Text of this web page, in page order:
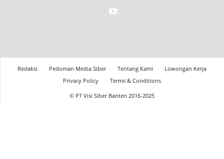
Redaksi Pedoman Media Siber Tentang Kami
Lowongan Kerja
Privacy Policy
Terms & Conditions
© PT Visi Siber Banten 2016-2025